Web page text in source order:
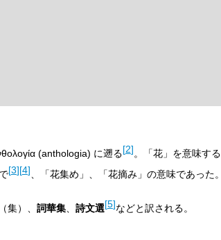
(anthologia) に遡る[2]。「花」を意味する
[3][4] 、「花集め」、「花摘み」の意味であった。
集）、 詞華集、 詩文選[5]などと訳される。